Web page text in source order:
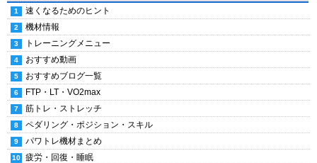
速くなるためのヒント
機材情報
トレーニングメニュー
おすすめ動画
おすすめブログ一覧
FTP・LT・VO2max
筋トレ・ストレッチ
ペダリング・ポジション・スキル
パワトレ機材まとめ
疲労・回復・睡眠